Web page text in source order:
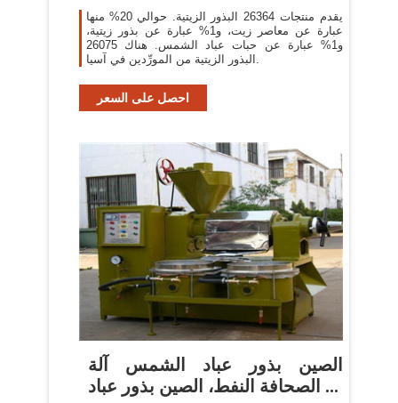
يقدم منتجات 26364 البذور الزيتية. حوالي 20% منها
عبارة عن معاصر زيت، و1% عبارة عن بذور زيتية،
و1% عبارة عن حبات عباد الشمس. هناك 26075
البذور الزيتية من المورِّدين في آسيا.
احصل على السعر
الصين بذور عباد الشمس آلة
الصحافة النفط، الصين بذور عباد ...